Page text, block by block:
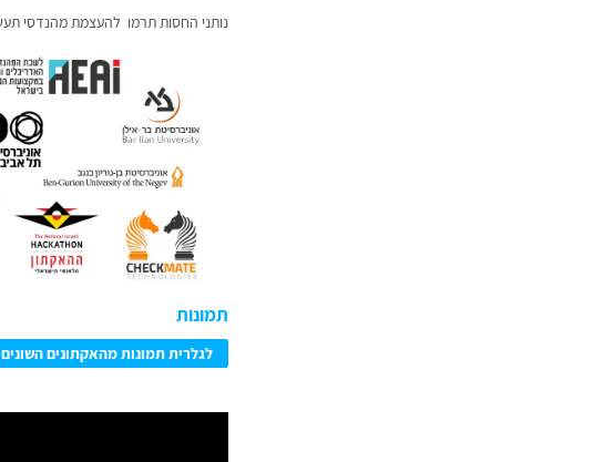
נותני החסות תרמו להעצמת מהנדסי
תמונות
לגלרית תמונות מהאקתונים השונים